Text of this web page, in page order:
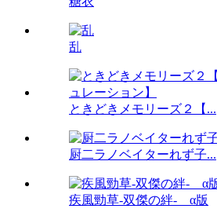
乱
ときどきメモリーズ２【...
厨二ラノベイターれず子...
疾風勁草-双傑の絆- α版